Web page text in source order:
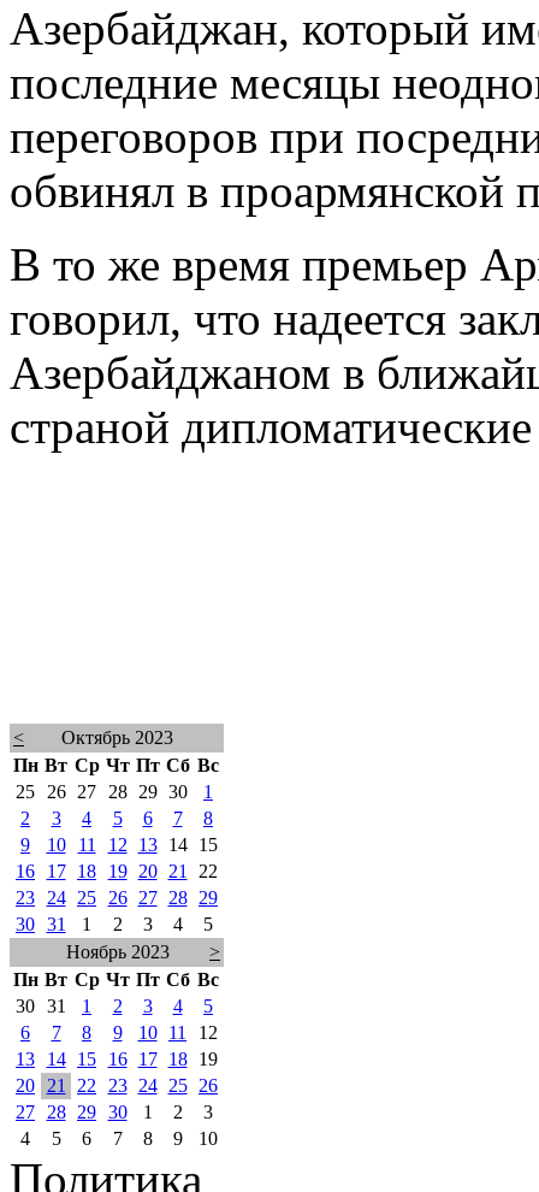
Азербайджан, который
последние месяцы
переговоров при
обвинял в проармянской
В то же время премьер
говорил, что надеется
Азербайджаном в
страной
<
Октябрь 2023
Пн Вт Ср Чт Пт Сб Вс
25
26 27 28 29 30
1
2
3 4 5 6 7
8
9
10 11 12 13 14
15
16
17 18 19 20 21
22
23
24 25 26 27 28
29
30 31 1 2 3 4
5
Ноябрь 2023
>
Пн Вт Ср Чт Пт Сб Вс
30 31 1 2 3 4
5
6
7 8 9 10 11
12
13
14 15 16 17 18
19
20
21 22 23 24 25
26
27
28 29 30 1 2
3
4
5 6 7 8 9 10
Политика